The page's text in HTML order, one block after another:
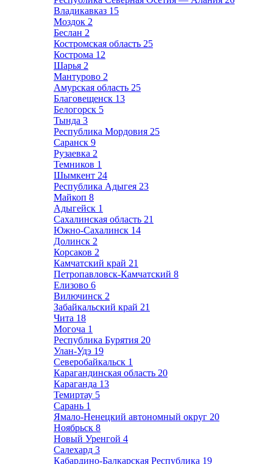
Владикавказ 15
Моздок 2
Беслан 2
Костромская область 25
Кострома 12
Шарья 2
Мантурово 2
Амурская область 25
Благовещенск 13
Белогорск 5
Тында 3
Республика Мордовия 25
Саранск 9
Рузаевка 2
Темников 1
Шымкент 24
Республика Адыгея 23
Майкоп 8
Адыгейск 1
Сахалинская область 21
Южно-Сахалинск 14
Долинск 2
Корсаков 2
Камчатский край 21
Петропавловск-Камчатский 8
Елизово 6
Вилючинск 2
Забайкальский край 21
Чита 18
Могоча 1
Республика Бурятия 20
Улан-Удэ 19
Северобайкальск 1
Карагандинская область 20
Караганда 13
Темиртау 5
Сарань 1
Ямало-Ненецкий автономный округ 20
Ноябрьск 8
Новый Уренгой 4
Салехард 3
Кабардино-Балкарская Республика 19